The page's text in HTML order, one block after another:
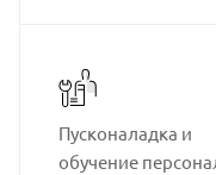
Пусконаладка и
обучение